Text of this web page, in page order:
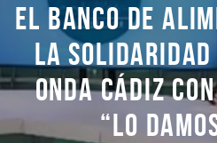
EL BANCO DE
LA
ONDA CÁDIZ
“LO